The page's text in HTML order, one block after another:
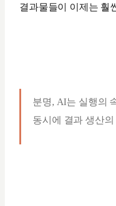
결과물들이 이제는 훨
분명, AI는 실행의
동시에 결과 생산